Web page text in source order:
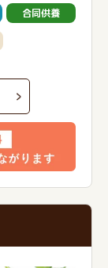
合同供養